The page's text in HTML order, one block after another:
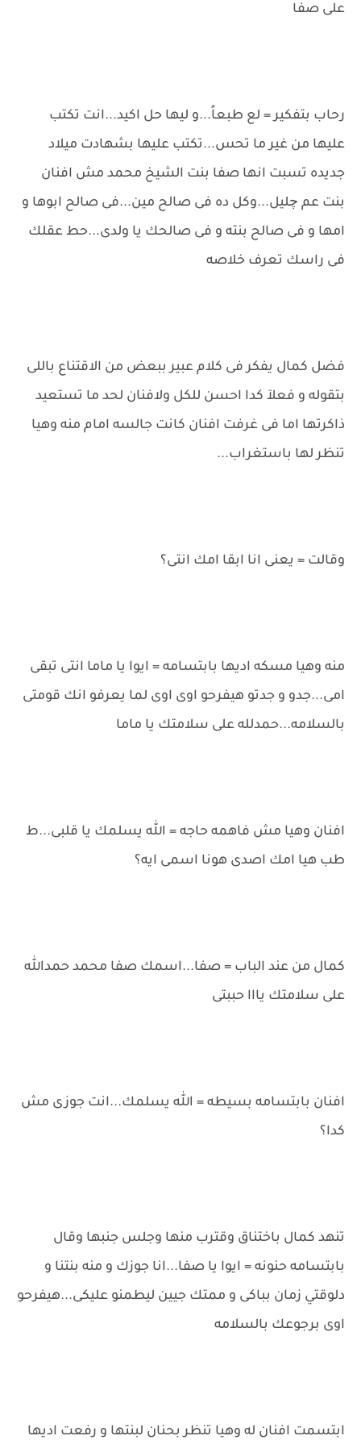
على صفا
رحاب بتفكير = لع طبعاً...و ليها حل اكيد...انت تكتب
عليها من غير ما تحس...تكتب عليها بشهادت ميلاد
جديده تسبت انها صفا بنت الشيخ محمد مش افنان
بنت عم چليل...وكل ده فى صالح مين...فى صالح ابوها و
امها و فى صالح بنته و فى صالحك يا ولدى...حط عقلك
فى راسك تعرف خلاصه
فضل كمال يفكر فى كلام عبير ببعض من الاقتناع باللى
بتقوله و فعلآ كدا احسن للكل ولافنان لحد ما تستعيد
ذاكرتها اما فى غرفت افنان كانت جالسه امام منه وهيا
تنظر لها باستغراب...
وقالت = يعنى انا ابقا امك انتى؟
منه وهيا مسكه اديها بابتسامه = ايوا يا ماما انتى تبقى
امى...جدو و جدتو هيفرحو اوى اوى لما يعرفو انك قومتى
بالسلامه...حمدلله على سلامتك يا ماما
افنان وهيا مش فاهمه حاجه = الله يسلمك يا قلبى...ط
طب هيا امك اصدى هونا اسمى ايه؟
كمال من عند الباب = صفا...اسمك صفا محمد حمدالله
على سلامتك يااا حببتى
افنان بابتسامه بسيطه = الله يسلمك...انت جوزى مش
كدا؟
تنهد كمال باختناق وقترب منها وجلس جنبها وقال
بابتسامه حنونه = ايوا يا صفا...انا جوزك و منه بنتنا و
دلوقتي زمان بباكى و ممتك جيين ليطمنو عليكى...هيفرحو
اوى برجوعك بالسلامه
ابتسمت افنان له وهيا تنظر بحنان لبنتها و رفعت اديها